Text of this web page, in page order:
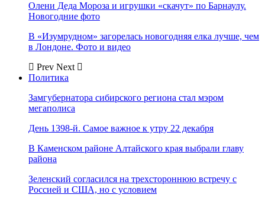
Олени Деда Мороза и игрушки «скачут» по Барнаулу.
Новогодние фото
В «Изумрудном» загорелась новогодняя елка лучше, чем
в Лондоне. Фото и видео
Prev Next
Политика
Замгубернатора сибирского региона стал мэром
мегаполиса
День 1398-й. Самое важное к утру 22 декабря
В Каменском районе Алтайского края выбрали главу
района
Зеленский согласился на трехстороннюю встречу с
Россией и США, но с условием